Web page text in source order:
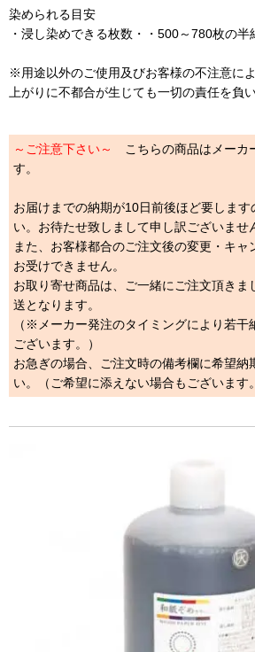
染められる目安
・浸し染めできる枚数・・500～780枚の半
※用途以外のご使用及びお客様の不注意に
上がりに不都合が生じても一切の責任を負
～ご注意下さい～
こちらの商品はメーカ
す。
お届けまでの納期が10日前後ほど要します
い。お待たせ致しまして申し訳ございませ
また、お客様都合のご注文後の変更・キャ
お受けできません。
お取り寄せ商品は、ご一緒にご注文頂きま
送となります。
（※メーカー発注のタイミングにより若干
ございます。）
お急ぎの場合、ご注文時の備考欄に希望納
い。（ご希望に添えない場合もございます